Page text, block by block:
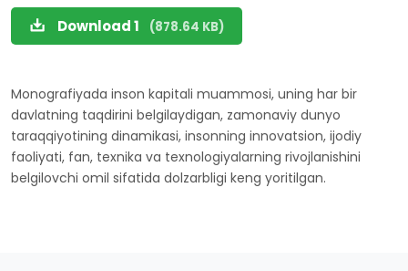
Download 1 (878.64 KB)
Monografiyada inson kapitali muammosi, uning har bir
davlatning taqdirini belgilaydigan, zamonaviy dunyo
taraqqiyotining dinamikasi, insonning innovatsion, ijodiy
faoliyati, fan, texnika va texnologiyalarning rivojlanishini
belgilovchi omil sifatida dolzarbligi keng yoritilgan.